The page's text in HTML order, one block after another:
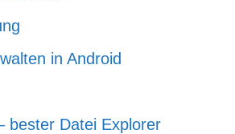
in Android
bester Datei Explorer